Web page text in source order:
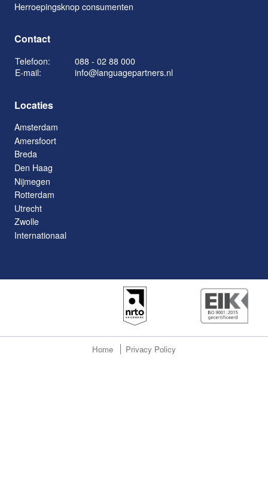
Herroepingsknop consumenten
Contact
Telefoon:
088 - 02 88 000
E-mail:
info@languagepartners.nl
Locaties
Amsterdam
Amersfoort
Breda
Den Haag
Nijmegen
Rotterdam
Utrecht
Zwolle
Internationaal
Home Privacy Policy